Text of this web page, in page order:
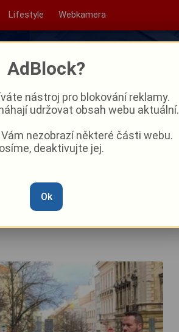
Lifestyle Webkamera
kraj
AdBlock?
nástroj pro blokování reklamy.
udržovat obsah webu aktuální.
nezobrazí některé části webu.
deaktivujte jej.
Ok